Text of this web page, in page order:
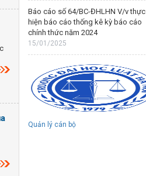
Báo cáo số 64/BC-ĐHLHN V/v thực
hiện báo cáo thống kê kỳ báo cáo
chính thức năm 2024
15/01/2025
Quản lý cán bộ